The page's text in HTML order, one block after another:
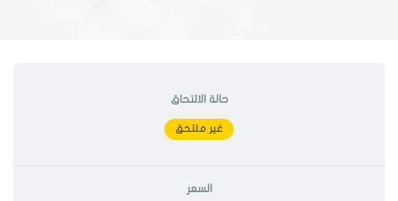
حالة الالتحاق
غير ملتحق
السعر